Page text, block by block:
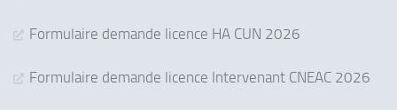
Formulaire demande licence HA CUN 2026
Formulaire demande licence Intervenant CNEAC 2026